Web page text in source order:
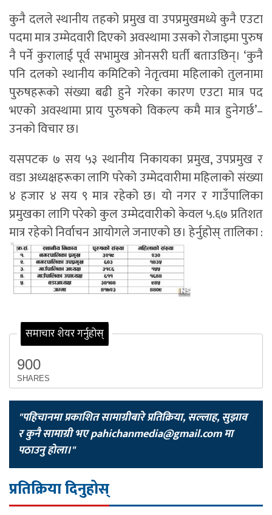
कुनै दलले स्थानीय तहको प्रमुख वा उपप्रमुखमध्ये कुनै एउटा
पदमा मात्र उम्मेदवारी दिएको अवस्थामा उसको रोजाइमा पुरुष
नै पर्ने कुरालाई पूर्व सभामुख ओनसरी घर्ती बताउछिन्। ‘कुनै
पनि दलको स्थानीय कमिटिको नेतृत्वमा महिलाको तुलनामा
पुरुषहरूको संख्या बढी हुने गरेका कारण एउटा मात्र पद
भएको अवस्थामा प्राय पुरुषको विकल्प कमै मात्र हुनेगर्छ’–
उनकाे विचार छ।
यसपटक ७ सय ५३ स्थानीय निकायका प्रमुख, उपप्रमुख र
वडा अध्यक्षहरूका लागि परेको उम्मेदवारीमा महिलाको संख्या
४ हजार ४ सय ९ मात्र रहेको छ। यो नगर र गाउँपालिका
प्रमुखका लागि परेको कुल उम्मेदवारीको केवल ५.६७ प्रतिशत
मात्र रहेको निर्वाचन आयोगले जनाएको छ। हेर्नुहोस् तालिका :
समाचार शेयर गर्नुहोस्
900
SHARES
"पहिचानमा प्रकाशित सामाग्रीबारे प्रतिक्रिया, सल्लाह, सुझाव
र कुनै सामाग्री भएpahichanmedia@gmail.comमा
पठाउनु होला।"
प्रतिक्रिया दिनुहोस्